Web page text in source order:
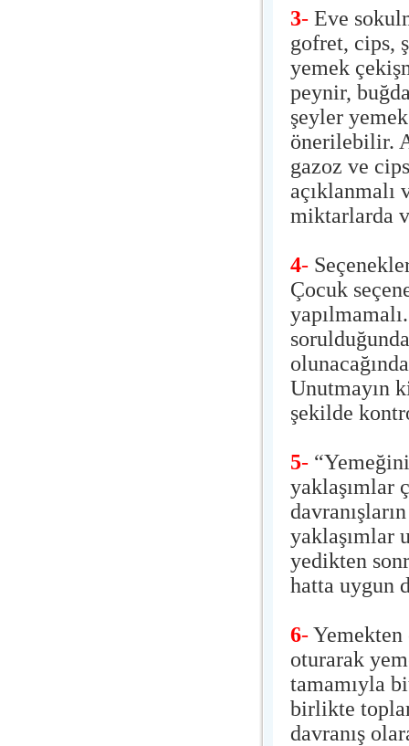
3- Eve
gofret, cips,
yemek
peynir,
şeyler
önerilebilir.
gazoz ve
açıklanmalı
miktarlarda
4-
Çocuk
Unutmayın
şekilde
5-
yaklaşımlar
yaklaşımlar
yedikten
hatta uygun
6-
oturarak
tamamıyla
birlikte
davranış